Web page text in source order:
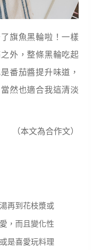
旗魚黑輪啦！一樣
外，整條黑輪吃起
番茄醬提升味道，
然也適合我這清淡
（本文為合作文）
再到花枝漿或
，而且變化性
是喜愛玩料理